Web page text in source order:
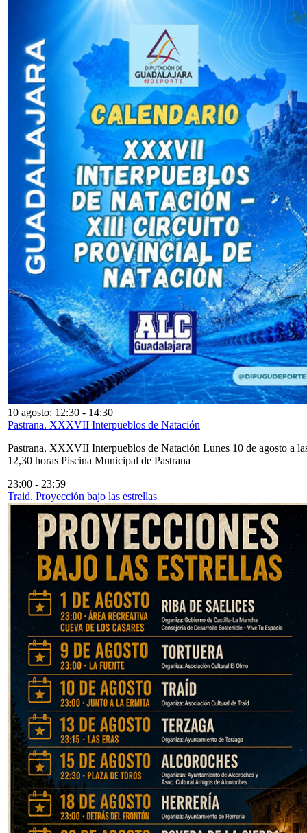
10 agosto: 12:30 - 14:30
Pastrana. XXXVII Interpueblos de Natación
Pastrana. XXXVII Interpueblos de Natación Lunes 10 de agosto a
12,30 horas Piscina Municipal de Pastrana
23:00 - 23:59
Traid. Proyección bajo las estrellas